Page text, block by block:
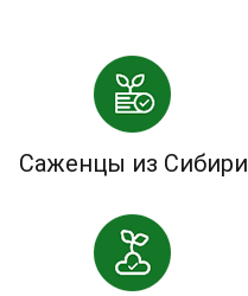
Саженцы из Сибири